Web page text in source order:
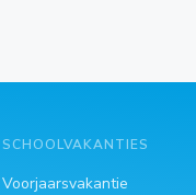
SCHOOLVAKANTIES
Voorjaarsvakantie